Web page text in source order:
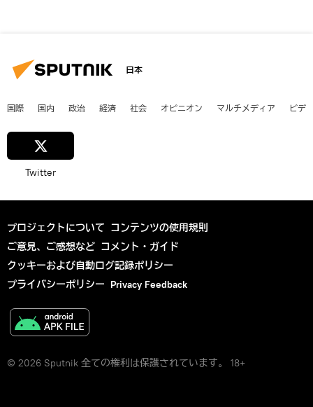
日本
国際 国内 政治 経済 社会 オピニオン マルチメディア ビデ
Twitter
プロジェクトについて コンテンツの使用規則
ご意見、ご感想など コメント・ガイド
クッキーおよび自動ログ記録ポリシー
プライバシーポリシー Privacy Feedback
© 2026 Sputnik 全ての権利は保護されています。 18+